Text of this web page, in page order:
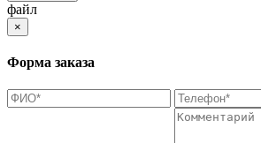
файл
×
Форма заказа